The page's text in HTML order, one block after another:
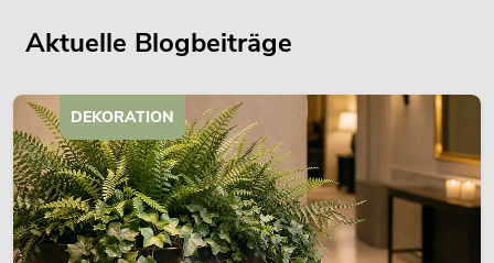
Aktuelle Blogbeiträge
DEKORATION